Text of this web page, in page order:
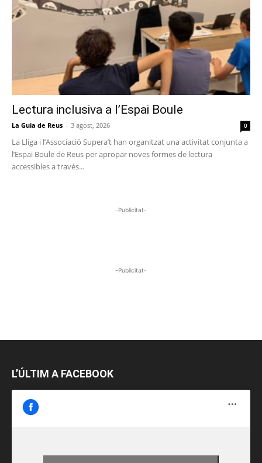
Lectura inclusiva a l’Espai Boule
La Guia de Reus - 3 agost, 2026 0
La Lliga i l’Associació Supera’t han organitzat una activitat conjunta a
l’Espai Boule de Reus per apropar noves formes de lectura
accessibles a través...
-Publicitat-
-Publicitat-
L’ÚLTIM A FACEBOOK